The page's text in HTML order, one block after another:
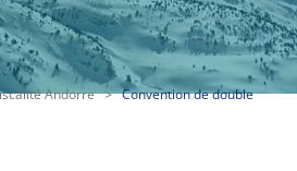
Andorre > Convention de double